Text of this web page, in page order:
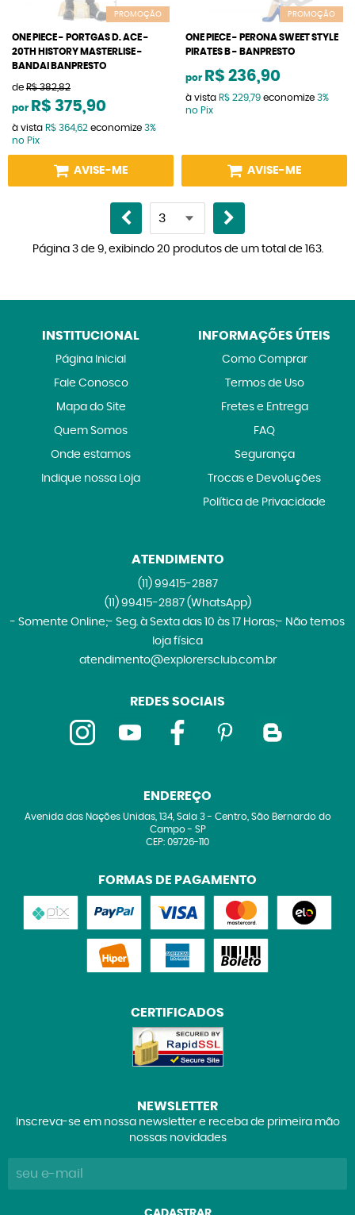
PROMOÇÃO
ONE PIECE - PORTGAS D. ACE -
20TH HISTORY MASTERLISE -
BANDAI BANPRESTO
de R$ 382,82
por R$ 375,90
à vista R$ 364,62 economize 3%
no Pix
AVISE-ME
PROMOÇÃO
ONE PIECE - PERONA SWEET STYLE
PIRATES B - BANPRESTO
por R$ 236,90
à vista R$ 229,79 economize 3%
no Pix
AVISE-ME
Página 3 de 9, exibindo 20 produtos de um total de 163.
INSTITUCIONAL
Página Inicial
Fale Conosco
Mapa do Site
Quem Somos
Onde estamos
Indique nossa Loja
INFORMAÇÕES ÚTEIS
Como Comprar
Termos de Uso
Fretes e Entrega
FAQ
Segurança
Trocas e Devoluções
Política de Privacidade
ATENDIMENTO
(11)99415-2887
(11)99415-2887 (WhatsApp)
- Somente Online;- Seg. à Sexta das 10 às 17 Horas;- Não temos
loja física
atendimento@explorersclub.com.br
REDES SOCIAIS
ENDEREÇO
Avenida das Nações Unidas, 134, Sala 3- Centro, São Bernardo do
Campo- SP
CEP: 09726-110
FORMAS DE PAGAMENTO
CERTIFICADOS
NEWSLETTER
Inscreva-se em nossa newsletter e receba de primeira mão
nossas novidades